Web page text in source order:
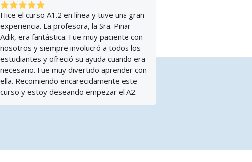
Hice el curso A1.2 en línea y tuve una gran
experiencia. La profesora, la Sra. Pinar
Adik, era fantástica. Fue muy paciente con
nosotros y siempre involucró a todos los
estudiantes y ofreció su ayuda cuando era
necesario. Fue muy divertido aprender con
ella. Recomiendo encarecidamente este
curso y estoy deseando empezar el A2.